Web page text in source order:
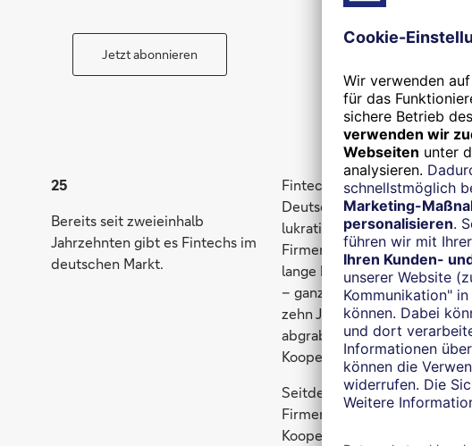
Jetzt abonnieren
25
Bereits seit zweieinhalb
Jahrzehnten gibt es Fintechs im
deutschen Markt.
Fintechs gibt es im
Deutschen Börse
lukrativen Markt für
Firmenkunden
lange belächelt und
– ganz vorn zu nennen der
zehn Jahren Angst bei den
abgraben. Erste Gespräche
Kooperationen wurden auf
Seitdem haben sich beide
Firmenkundengeschäft die
Kooperation mit einem